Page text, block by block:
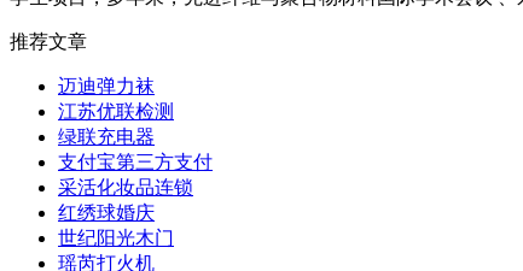
推荐文章
迈迪弹力袜
江苏优联检测
绿联充电器
支付宝第三方支付
采活化妆品连锁
红绣球婚庆
世纪阳光木门
瑶芮打火机